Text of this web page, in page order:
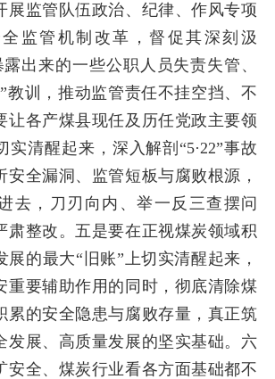
展监管队伍政治、纪律、作风专项
监管机制改革，督促其深刻汲
露出来的一些公职人员失责失管、
教训，推动监管责任不挂空挡、不
让各产煤县现任及历任党政主要领
实清醒起来，深入解剖“5·22”事故
安全漏洞、监管短板与腐败根源，
去，刀刃向内、举一反三查摆问
肃整改。五是要在正视煤炭领域积
展的最大“旧账”上切实清醒起来，
重要辅助作用的同时，彻底清除煤
累的安全隐患与腐败存量，真正筑
发展、高质量发展的坚实基础。六
安全、煤炭行业看各方面基础都不